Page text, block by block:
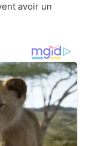
avoir un